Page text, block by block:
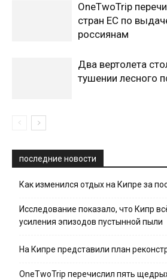
OneTwoTrip
стран ЕС по
россиянам
Два вертолета
тушении лесного
последние новости
Как изменился отдых на Кипре за
Исследование показало, что Кипр
усиления эпизодов пустынной пыли
На Кипре представили план
OneTwoTrip перечислил пять